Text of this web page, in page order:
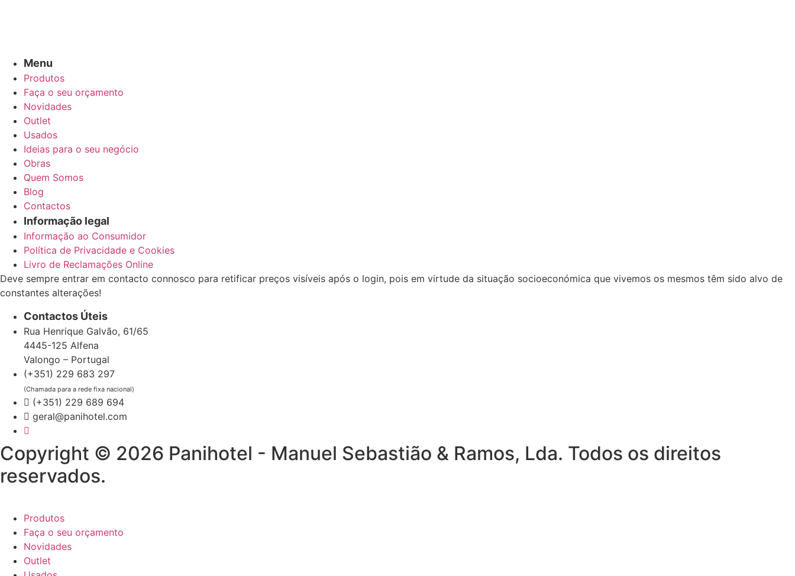
Menu
Produtos
Faça o seu orçamento
Novidades
Outlet
Usados
Ideias para o seu negócio
Obras
Quem Somos
Blog
Contactos
Informação legal
Informação ao Consumidor
Política de Privacidade e Cookies
Livro de Reclamações Online
Deve sempre entrar em contacto connosco para retificar preços visíveis após o login, pois em virtude da situação socioeconómica que vivemos os mesmos têm sido alvo de
constantes alterações!
Contactos Úteis
Rua Henrique Galvão, 61/65
4445-125 Alfena
Valongo – Portugal
(+351) 229 683 297
(Chamada para a rede fixa nacional)
(+351) 229 689 694
geral@panihotel.com
Copyright © 2026 Panihotel - Manuel Sebastião & Ramos, Lda. Todos os direitos
reservados.
Produtos
Faça o seu orçamento
Novidades
Outlet